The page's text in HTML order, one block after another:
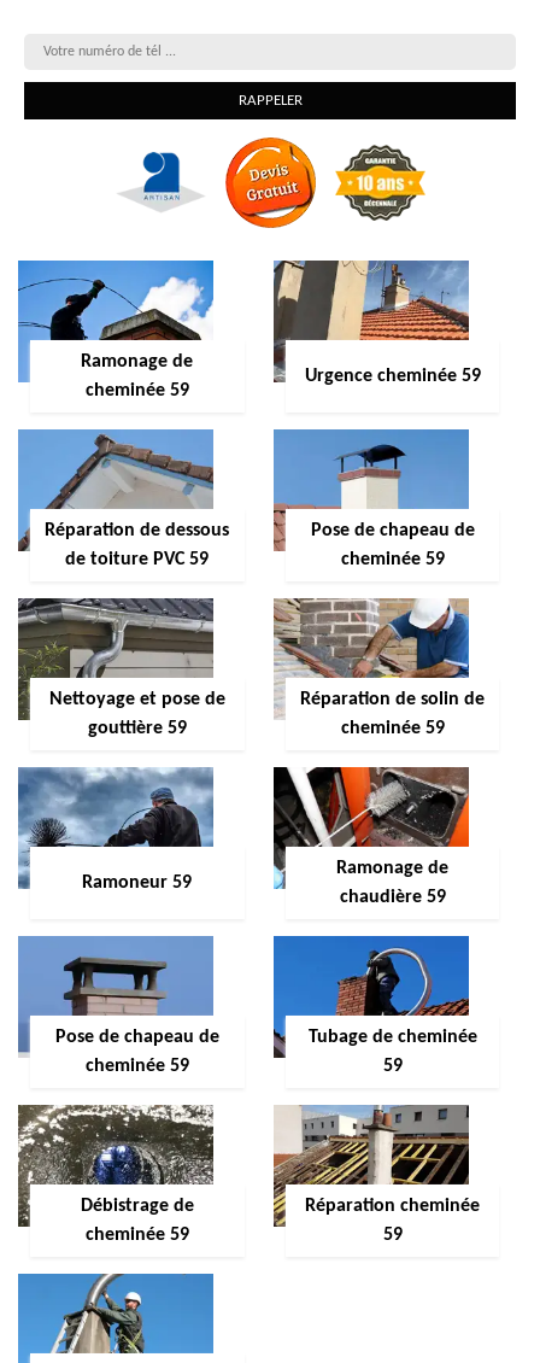
Ramonage de
cheminée 59
Urgence cheminée 59
Réparation de dessous
de toiture PVC 59
Pose de chapeau de
cheminée 59
Nettoyage et pose de
gouttière 59
Réparation de solin de
cheminée 59
Ramoneur 59
Ramonage de
chaudière 59
Pose de chapeau de
cheminée 59
Tubage de cheminée
59
Débistrage de
cheminée 59
Réparation cheminée
59